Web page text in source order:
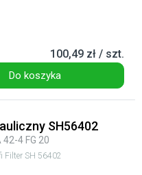
100,49 zł / szt.
Do koszyka
SH56402
42-4 FG 20
Filter SH 56402